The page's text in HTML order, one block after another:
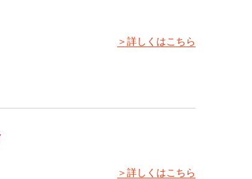
＞詳しくはこちら
＞詳しくはこちら